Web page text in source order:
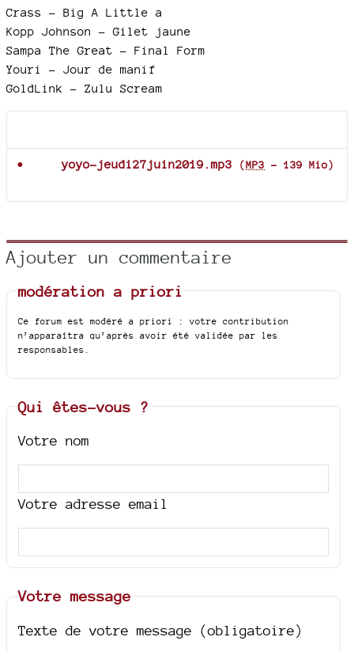
Crass - Big A Little a
Kopp Johnson - Gilet jaune
Sampa The Great - Final Form
Youri - Jour de manif
GoldLink - Zulu Scream
yoyo-jeudi27juin2019.mp3 (MP3 - 139 Mio)
Ajouter un commentaire
modération a priori
Ce forum est modéré a priori : votre contribution
n’apparaîtra qu’après avoir été validée par les
responsables.
Qui êtes-vous ?
Votre nom
Votre adresse email
Votre message
Texte de votre message (obligatoire)